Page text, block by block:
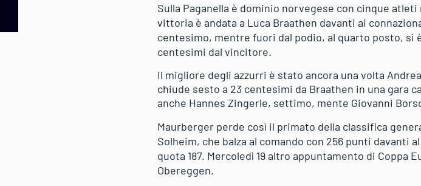
Sulla Paganella è dominio norvegese con cinque
vittoria è andata a Luca Braathen davanti ai
centesimo, mentre fuori dal podio, al quarto posto, si
centesimi dal vincitore.
Il migliore degli azzurri è stato ancora una volta
chiude sesto a 23 centesimi da Braathen in una gara
anche Hannes Zingerle, settimo, mente Giovanni
Maurberger perde così il primato della classifica
Solheim, che balza al comando con 256 punti davanti
quota 187. Mercoledì 19 altro appuntamento di Coppa
Obereggen.